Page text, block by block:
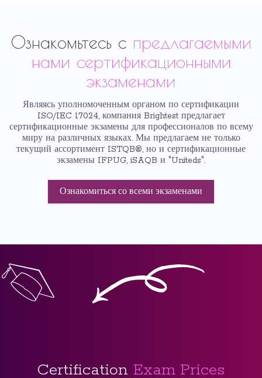
Ознакомьтесь с предлагаемыми
нами сертификационными
экзаменами
Являясь уполномоченным органом по сертификации
ISO/IEC 17024, компания Brightest предлагает
сертификационные экзамены для профессионалов по всему
миру на различных языках. Мы предлагаем не только
текущий ассортимент ISTQB®, но и сертификационные
экзамены IFPUG, iSAQB и "Uniteds".
Ознакомиться со всеми экзаменами
Certification Exam Prices